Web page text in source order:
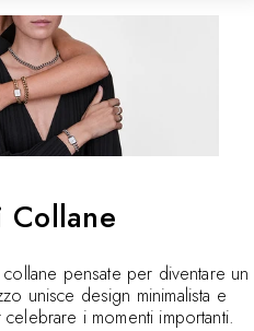
Collane
pensate per diventare un
unisce design minimalista e
i momenti importanti.